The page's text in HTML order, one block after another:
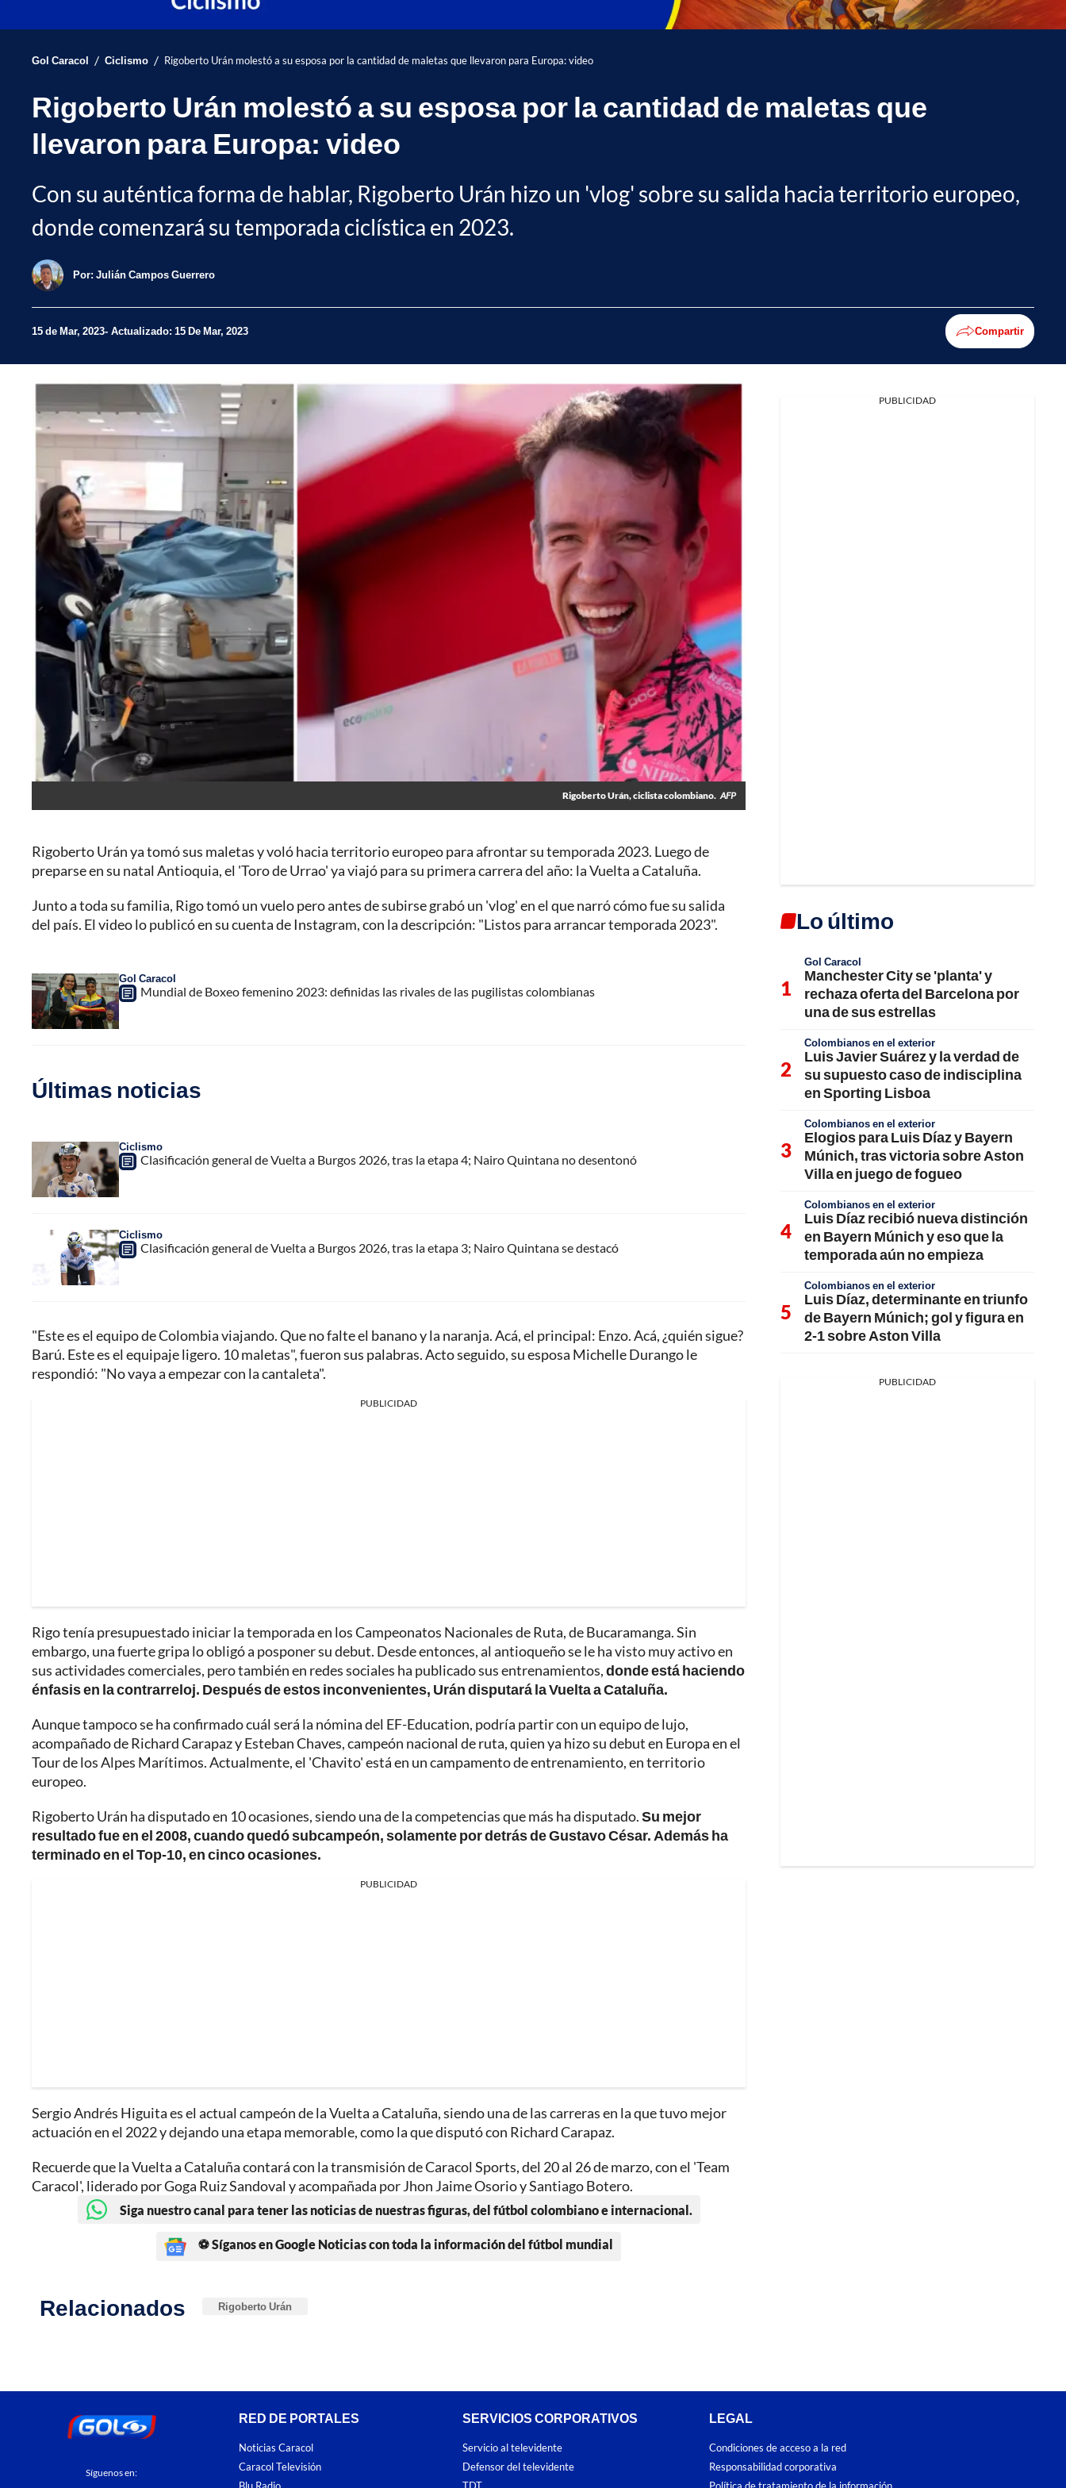
Gol Caracol / Ciclismo / Rigoberto Urán molestó a su esposa por la cantidad de maletas que llevaron para Europa: video
Rigoberto Urán molestó a su esposa por la cantidad de maletas que
llevaron para Europa: video
Con su auténtica forma de hablar, Rigoberto Urán hizo un 'vlog' sobre su salida hacia territorio europeo,
donde comenzará su temporada ciclística en 2023.
Por: Julián Campos Guerrero
15 de Mar, 2023 Actualizado: 15 De Mar, 2023 Compartir
Rigoberto Urán, ciclista colombiano. AFP
Rigoberto Urán ya tomó sus maletas y voló hacia territorio europeo para afrontar su temporada 2023. Luego de
preparse en su natal Antioquia, el 'Toro de Urrao' ya viajó para su primera carrera del año: la Vuelta a Cataluña.
Junto a toda su familia, Rigo tomó un vuelo pero antes de subirse grabó un 'vlog' en el que narró cómo fue su salida
del país. El video lo publicó en su cuenta de Instagram, con la descripción: "Listos para arrancar temporada 2023".
Gol Caracol
Mundial de Boxeo femenino 2023: definidas las rivales de las pugilistas colombianas
Últimas noticias
Ciclismo
Clasificación general de Vuelta a Burgos 2026, tras la etapa 4; Nairo Quintana no desentonó
Ciclismo
Clasificación general de Vuelta a Burgos 2026, tras la etapa 3; Nairo Quintana se destacó
"Este es el equipo de Colombia viajando. Que no falte el banano y la naranja. Acá, el principal: Enzo. Acá, ¿quién sigue?
Barú. Este es el equipaje ligero. 10 maletas", fueron sus palabras. Acto seguido, su esposa Michelle Durango le
respondió: "No vaya a empezar con la cantaleta".
PUBLICIDAD
Rigo tenía presupuestado iniciar la temporada en los Campeonatos Nacionales de Ruta, de Bucaramanga. Sin
embargo, una fuerte gripa lo obligó a posponer su debut. Desde entonces, al antioqueño se le ha visto muy activo en
sus actividades comerciales, pero también en redes sociales ha publicado sus entrenamientos,donde está haciendo
énfasis en la contrarreloj. Después de estos inconvenientes, Urán disputará la Vuelta a Cataluña.
Aunque tampoco se ha confirmado cuál será la nómina del EF-Education, podría partir con un equipo de lujo,
acompañado de Richard Carapaz y Esteban Chaves, campeón nacional de ruta, quien ya hizo su debut en Europa en el
Tour de los Alpes Marítimos. Actualmente, el 'Chavito' está en un campamento de entrenamiento, en territorio
europeo.
Rigoberto Urán ha disputado en 10 ocasiones, siendo una de la competencias que más ha disputado.Su mejor
resultado fue en el 2008, cuando quedó subcampeón, solamente por detrás de Gustavo César. Además ha
terminado en el Top-10, en cinco ocasiones.
PUBLICIDAD
Sergio Andrés Higuita es el actual campeón de la Vuelta a Cataluña, siendo una de las carreras en la que tuvo mejor
actuación en el 2022 y dejando una etapa memorable, como la que disputó con Richard Carapaz.
Recuerde que la Vuelta a Cataluña contará con la transmisión de Caracol Sports, del 20 al 26 de marzo, con el 'Team
Caracol', liderado por Goga Ruiz Sandoval y acompañada por Jhon Jaime Osorio y Santiago Botero.
Siga nuestro canal para tener las noticias de nuestras figuras, del fútbol colombiano e internacional.
⚽ Síganos en Google Noticias con toda la información del fútbol mundial
Relacionados Rigoberto Urán
PUBLICIDAD
Lo último
Gol Caracol
Manchester City se 'planta' y
rechaza oferta del Barcelona por
una de sus estrellas
Colombianos en el exterior
Luis Javier Suárez y la verdad de
su supuesto caso de indisciplina
en Sporting Lisboa
Colombianos en el exterior
Elogios para Luis Díaz y Bayern
Múnich, tras victoria sobre Aston
Villa en juego de fogueo
Colombianos en el exterior
Luis Díaz recibió nueva distinción
en Bayern Múnich y eso que la
temporada aún no empieza
Colombianos en el exterior
Luis Díaz, determinante en triunfo
de Bayern Múnich; gol y figura en
2-1 sobre Aston Villa
PUBLICIDAD
Síguenos en:
RED DE PORTALES
Noticias Caracol
Caracol Televisión
SERVICIOS CORPORATIVOS
Servicio al televidente
Defensor del televidente
LEGAL
Condiciones de acceso a la red
Responsabilidad corporativa